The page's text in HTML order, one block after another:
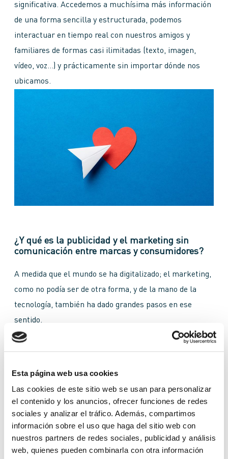
Esta página web usa cookies
Las cookies de este sitio web se usan para personalizar
el contenido y los anuncios, ofrecer funciones de redes
sociales y analizar el tráfico. Además, compartimos
información sobre el uso que haga del sitio web con
nuestros partners de redes sociales, publicidad y análisis
web, quienes pueden combinarla con otra información
significativa. Accedemos a muchísima más información
de una forma sencilla y estructurada, podemos
interactuar en tiempo real con nuestros amigos y
familiares de formas casi ilimitadas (texto, imagen,
vídeo, voz…) y prácticamente sin importar dónde nos
ubicamos.
¿Y qué es la publicidad y el marketing sin
comunicación entre marcas y consumidores?
A medida que el mundo se ha digitalizado; el marketing,
como no podía ser de otra forma, y de la mano de la
tecnología, también ha dado grandes pasos en ese
sentido.
Automatizar los procesos e identificar los intereses de
los consumidores para realizar una comunicación más
marketing de las marcas.
Pero, si bien nos centramos en explicar los beneficios
de la tecnología de automatización para el marketing de
las marcas; muy pocas veces nos fijamos y analizamos